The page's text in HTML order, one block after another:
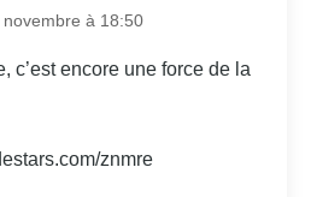
à 18:50
c’est encore une force de la
znmre